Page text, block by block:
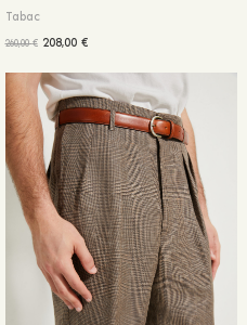
Tabac
260,00€ 208,00€